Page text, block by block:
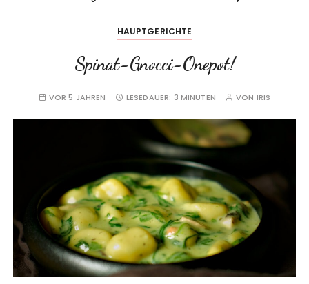
HAUPTGERICHTE
Spinat-Gnocci-Onepot!
VOR 5 JAHREN LESEDAUER: 3 MINUTEN VON IRIS